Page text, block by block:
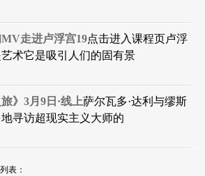
走进卢浮宫19点击进入课程页卢浮
术它是吸引人们的固有景
》3月9日·线上萨尔瓦多·达利与缪斯
寻访超现实主义大师的
表：